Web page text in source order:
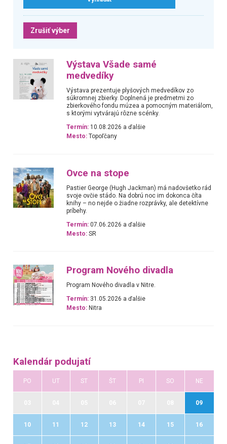
Zrušiť výber
Výstava Všade samé
medvedíky
Výstava prezentuje plyšových medvedíkov zo
súkromnej zbierky. Doplnená je predmetmi zo
zbierkového fondu múzea a pomocným materiálom,
s ktorými vytvárajú rôzne scénky.
Termín: 10.08.2026 a ďalšie
Mesto: Topoľčany
Ovce na stope
Pastier George (Hugh Jackman) má nadovšetko rád
svoje ovčie stádo. Na dobrú noc im dokonca číta
knihy – no nejde o žiadne rozprávky, ale detektívne
príbehy.
Termín: 07.06.2026 a ďalšie
Mesto: SR
Program Nového divadla
Program Nového divadla v Nitre.
Termín: 31.05.2026 a ďalšie
Mesto: Nitra
Kalendár podujatí
PO UT ST ŠT PI SO NE
09
10 11 12 13 14 15 16